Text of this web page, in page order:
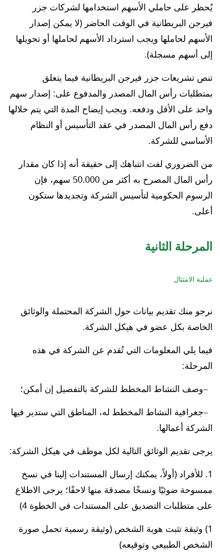
يُحظر على حاملي الأسهم استخدامها لشركات جزر
فيرجن البريطانية في الوقت الحاضر (لا يمكن إصدار
الأسهم لحاملها ويجب استرداد الأسهم لحاملها أو تحويلها
إلى أسهم مسجلة).
تنص تشريعات جزر فيرجن البريطانية فيما يتعلق
بمتطلبات رأس المال المصدر والمدفوع على: إصدار سهم
واحد على الأقل ودفعه. ويجب إيضاح المدة التي يتم خلالها
دفع رأس المال المصدر في عقد التأسيس أو النظام
الأساسي للشركة.
من الضروري لفت انتباهك إلى حقيقة أنه إذا كان مقدار
رأس المال المصرح به أكثر من 50.000 سهم، فإن
الرسوم الحكومية لتأسيس الشركة وتجديدها ستكون
أعلى.
المرحلة الثانية
عملية الامتثال
نرجو منك تقديم بيانات حول الشركة المحتملة والوثائق
الخاصة بكل عضو في هيكل الشركة.
فيما يلي المعلومات التي تُقدم عن الشركة في هذه
المرحلة:
وصف النشاط المخطط للشركة بالتفصيل إن أمكن؛
جغرافية النشاط المخطط له، المناطق التي ستدير فيها
الشركة أعمالها.
يرجى تقديم الوثائق التالية لكل موظف في هيكل الشركة:
1. للأفراد (أولاً، يمكنك إرسال المستندات إلينا في نسخ
ممسوحة ضوئيًا ونسخًا مصدقة منها لاحقًا؛ يرجى الاطلاع
على متطلبات التصديق على المستندات في الخطوة 4)
1) وثيقة تثبت هوية الشخص (وثيقة رسمية تحمل صورة
الشخص الطبيعي وتوقيعه)